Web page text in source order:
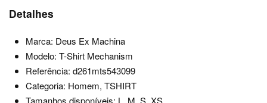
Detalhes
Marca: Deus Ex Machina
Modelo: T-Shirt Mechanism
Referência: d261mts543099
Categoria: Homem, TSHIRT
Tamanhos disponíveis: L, M, S, XS